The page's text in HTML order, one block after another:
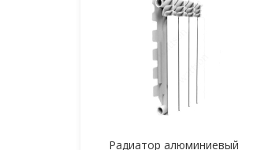
Радиатор алюминиевый